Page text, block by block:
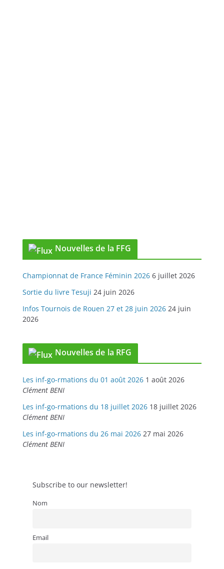
Nouvelles de la FFG
Championnat de France Féminin 2026 6 juillet 2026
Sortie du livre Tesuji 24 juin 2026
Infos Tournois de Rouen 27 et 28 juin 2026 24 juin
2026
Nouvelles de la RFG
Les inf-go-rmations du 01 août 2026 1 août 2026
Clément BENI
Les inf-go-rmations du 18 juillet 2026 18 juillet 2026
Clément BENI
Les inf-go-rmations du 26 mai 2026 27 mai 2026
Clément BENI
Subscribe to our newsletter!
Nom
Email